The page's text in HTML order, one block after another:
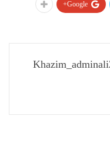
Google+